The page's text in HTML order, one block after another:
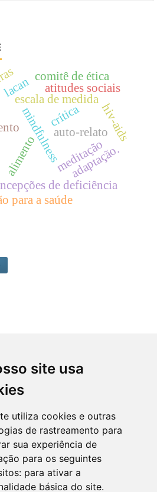
site usa
utiliza cookies e outras
de rastreamento para
sua experiência de
para os seguintes
para ativar a
básica do site.
mindfulnessmeditação
de deficiência
escala de medida
crítica
lacan
auto-relato
atitudes sociais
para a saúde
hiv-aids
comitê de ética
alimento adaptação.
8068 até 2010
8076 a partir de 2002